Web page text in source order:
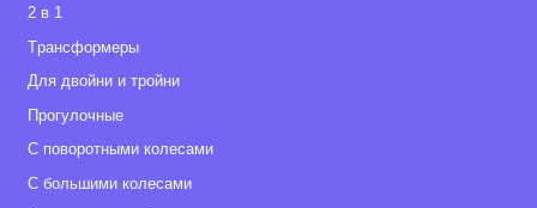
2 в 1
Tрансформеры
Для двойни и тройни
Прогулочные
С поворотными колесами
С большими колесами